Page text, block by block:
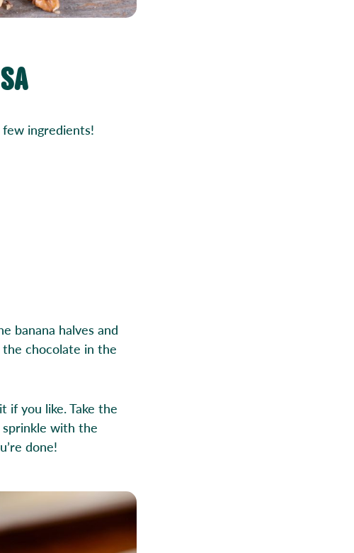
ingredients!
banana halves and
chocolate in the
if you like. Take the
with the
done!